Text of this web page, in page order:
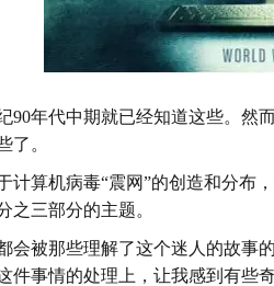
90年代中期就已经知道这些。然
了。
计算机病毒“震网”的创造和分布
之三部分的主题。
会被那些理解了这个迷人的故事
件事情的处理上，让我感到有些